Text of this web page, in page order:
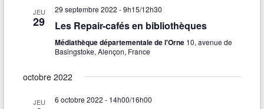
JEU
29
29 septembre 2022 - 9h15/12h30
Les Repair-cafés en bibliothèques
Médiathèque départementale de l'Orne 10, avenue de
Basingstoke, Alençon, France
octobre 2022
JEU 6 octobre 2022 - 14h00/16h00